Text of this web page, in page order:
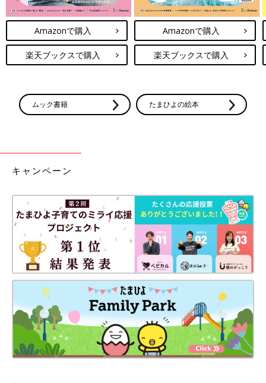
Amazonで購入
楽天ブックスで購入
Amazonで購入
楽天ブックスで購入
ムック書籍 たまひよの絵本
キャンペーン